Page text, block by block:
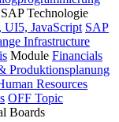
SAP Technologie
UI5, JavaScript SAP
Infrastructure
Module Financials
Produktionsplanung
Resources
OFF Topic
Boards